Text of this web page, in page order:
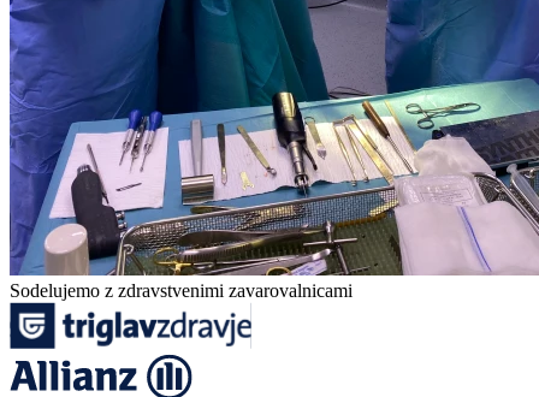
Sodelujemo z zdravstvenimi zavarovalnicami